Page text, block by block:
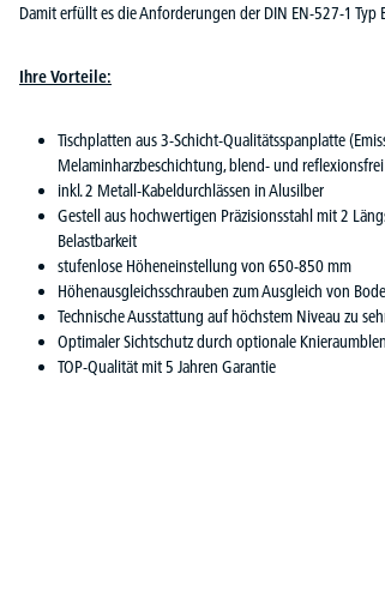
Damit erfüllt es die Anforderungen der DIN EN-527-1 Typ
Ihre Vorteile:
Tischplatten aus 3-Schicht-Qualitätsspanplatte
Melaminharzbeschichtung, blend- und reflexionsfrei
inkl. 2 Metall-Kabeldurchlässen in Alusilber
Gestell aus hochwertigen Präzisionsstahl mit 2
Belastbarkeit
stufenlose Höheneinstellung von 650-850 mm
Höhenausgleichsschrauben zum Ausgleich von
Technische Ausstattung auf höchstem Niveau zu
Optimaler Sichtschutz durch optionale
TOP-Qualität mit 5 Jahren Garantie